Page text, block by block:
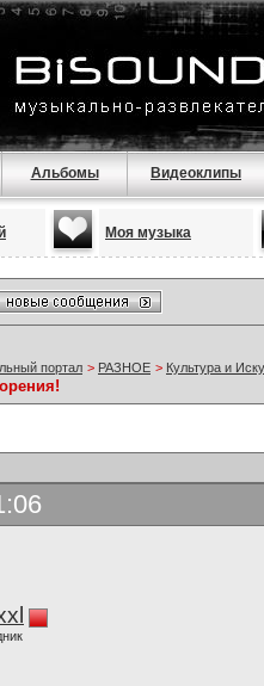
Альбомы Видеоклипы
Моя музыка
портал > РАЗНОЕ > Культура и